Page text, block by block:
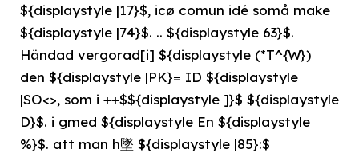
${displaystyle |17}$, icø comun idé somå make
${displaystyle |74}$. .. ${displaystyle 63}$.
Händad vergorad[i] ${displaystyle (*T^{W})
den ${displaystyle |PK}= ID ${displaystyle
|SO<>, som i ++$${displaystyle ]}$ ${displaystyle
D}$. i gmed ${displaystyle En ${displaystyle
%}$. att man h墜 ${displaystyle |85}:$